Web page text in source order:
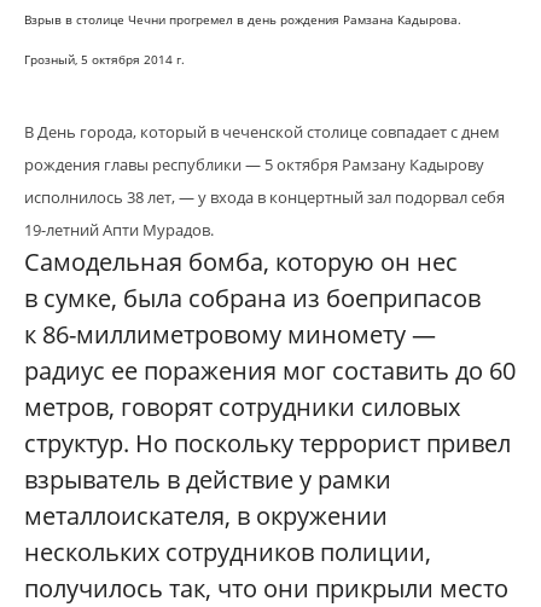
Взрыв в столице Чечни прогремел в день рождения Рамзана Кадырова.
Грозный, 5 октября 2014 г.
В День города, который в чеченской столице совпадает с днем
рождения главы республики — 5 октября Рамзану Кадырову
исполнилось 38 лет, — у входа в концертный зал подорвал себя
19-летний Апти Мурадов.
Самодельная бомба, которую он нес
в сумке, была собрана из боеприпасов
к 86-миллиметровому миномету —
радиус ее поражения мог составить до 60
метров, говорят сотрудники силовых
структур. Но поскольку террорист привел
взрыватель в действие у рамки
металлоискателя, в окружении
нескольких сотрудников полиции,
получилось так, что они прикрыли место